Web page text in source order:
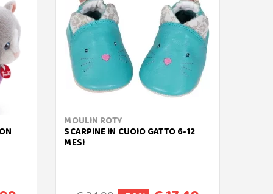
MOULIN ROTY
SCARPINE IN CUOIO GATTO 6-12
MESI